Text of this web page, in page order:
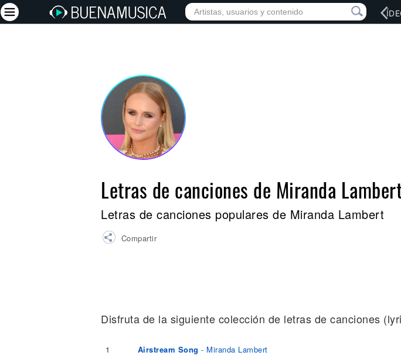
INICIO ARTISTAS RED SOCIAL MÚSICA
Letras de canciones de Miranda
Letras de canciones populares de Miranda Lambert
Compartir
Disfruta de la siguiente colección de letras de canciones
1 Airstream Song - Miranda Lambert